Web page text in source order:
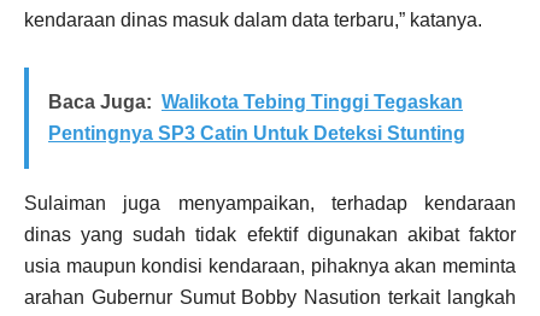
kendaraan dinas masuk dalam data terbaru,” katanya.
Baca Juga: Walikota Tebing Tinggi Tegaskan
Pentingnya SP3 Catin Untuk Deteksi Stunting
Sulaiman juga menyampaikan, terhadap kendaraan
dinas yang sudah tidak efektif digunakan akibat faktor
usia maupun kondisi kendaraan, pihaknya akan meminta
arahan Gubernur Sumut Bobby Nasution terkait langkah